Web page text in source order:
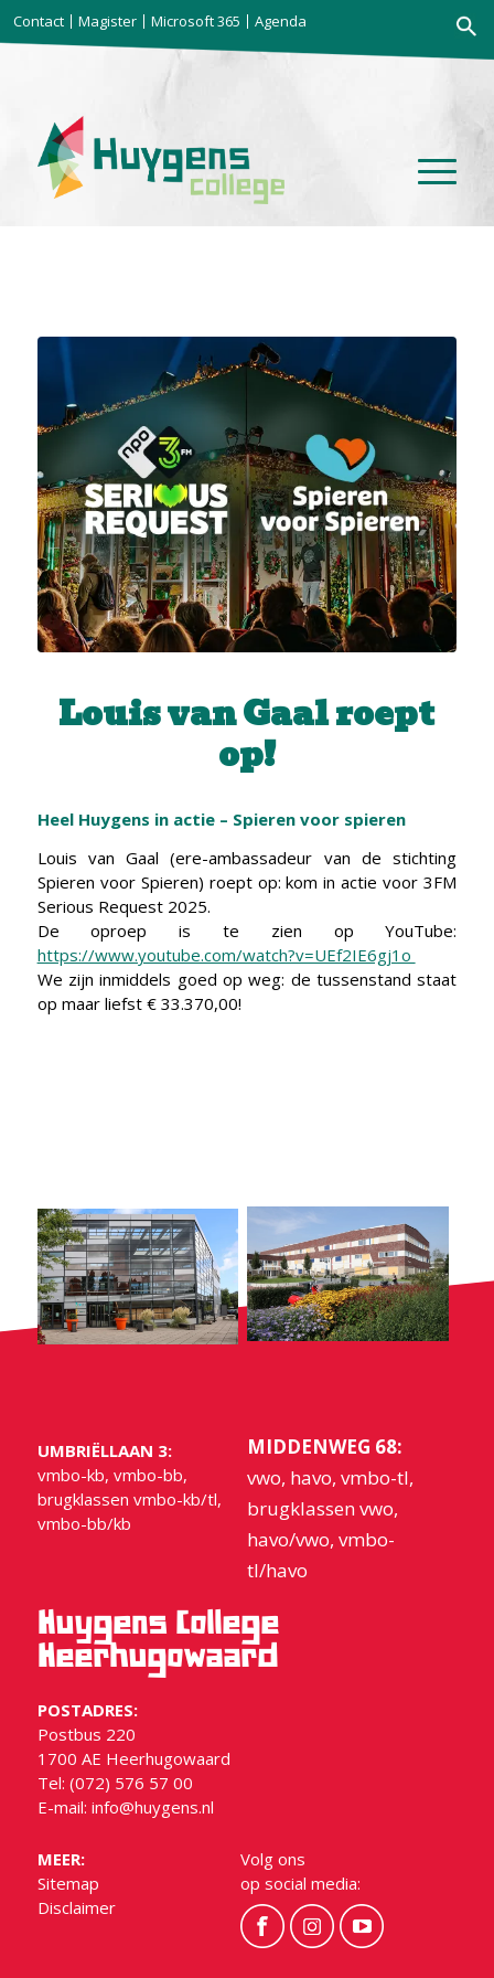
Contact Magister Microsoft 365 Agenda
naar:
Louis van Gaal roept
op!
Heel Huygens in actie – Spieren voor spieren
Louis van Gaal (ere-ambassadeur van de stichting
Spieren voor Spieren) roept op: kom in actie voor 3FM
Serious Request 2025.
De oproep is te zien op YouTube:
https://www.youtube.com/watch?v=UEf2IE6gj1o
We zijn inmiddels goed op weg: de tussenstand staat
op maar liefst € 33.370,00!
UMBRIËLLAAN 3:
vmbo-kb, vmbo-bb,
brugklassen vmbo-kb/tl,
vmbo-bb/kb
MIDDENWEG 68:
vwo, havo, vmbo-tl,
brugklassen vwo,
havo/vwo, vmbo-
tl/havo
Huygens College
Heerhugowaard
POSTADRES:
Postbus 220
1700 AE Heerhugowaard
Tel: (072) 576 57 00
E-mail: info@huygens.nl
MEER:
Sitemap
Disclaimer
Volg ons
op social media: